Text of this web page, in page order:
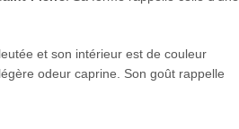
et son intérieur est de couleur
odeur caprine. Son goût rappelle